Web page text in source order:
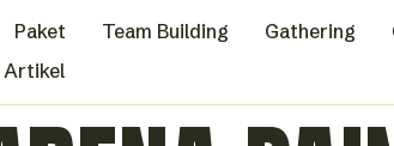
Paket Team Building Gathering
Artikel